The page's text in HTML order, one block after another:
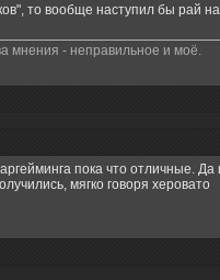
то вообще наступил бы рай
мнения - неправильное и моё.
пока что отличные.
мягко говоря херовато